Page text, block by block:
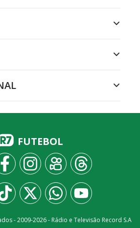
FUTEBOL
- 2009-2026- Rádio e Televisão Record S.A